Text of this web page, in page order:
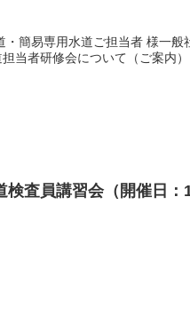
簡易専用水道ご担当者 様一
当者研修会について（ご案内
査員講習会（開催日：